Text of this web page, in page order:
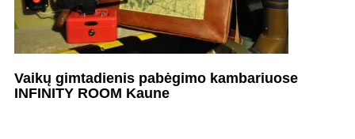
Vaikų gimtadienis pabėgimo kambariuose
INFINITY ROOM Kaune